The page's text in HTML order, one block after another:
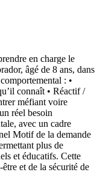
en charge le
âgé de 8 ans, dans
: •
connaît • Réactif /
méfiant voire
réel besoin
avec un cadre
Motif de la demande
plus de
et éducatifs. Cette
et de la sécurité de